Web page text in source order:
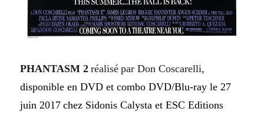
PHANTASM 2 réalisé parDon Coscarelli,
disponible en DVD et combo DVD/Blu-rayle 27
juin 2017 chez Sidonis Calystaet ESC Editions